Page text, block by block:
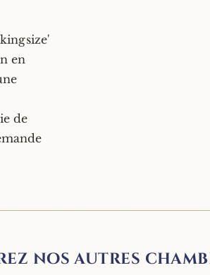
en
de
nos autres